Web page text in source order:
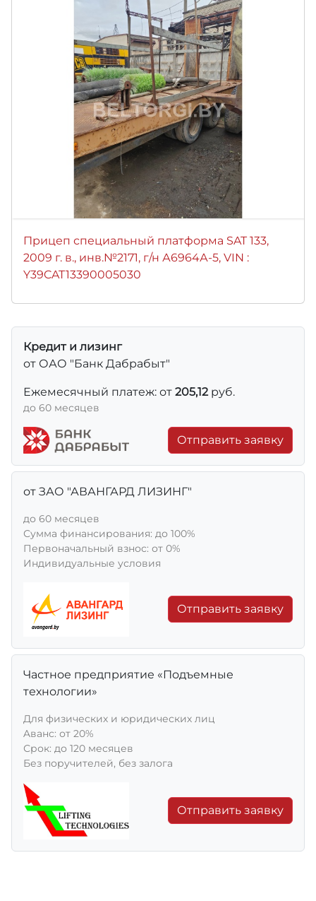
Прицеп специальный платформа SAT 133,
2009 г. в., инв.№2171, г/н А6964А-5, VIN :
Y39CAT13390005030
Кредит и лизинг
от ОАО "Банк Дабрабыт"
Ежемесячный платеж: от 205,12 руб.
до 60 месяцев
Отправить заявку
от ЗАО "АВАНГАРД ЛИЗИНГ"
до 60 месяцев
Сумма финансирования: до 100%
Первоначальный взнос: от 0%
Индивидуальные условия
Отправить заявку
Частное предприятие «Подъемные
технологии»
Для физических и юридических лиц
Aванс: от 20%
Срок: до 120 месяцев
Без поручителей, без залога
Отправить заявку